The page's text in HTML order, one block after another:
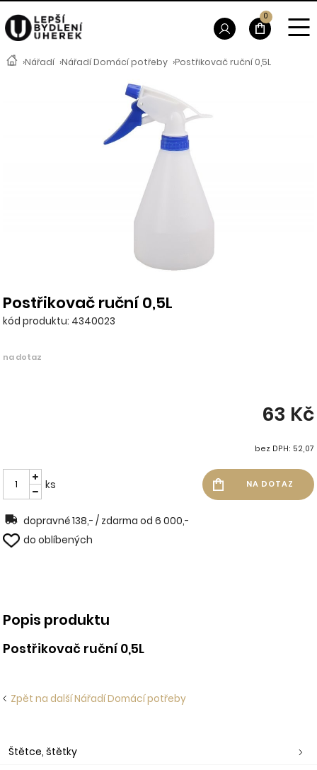
›Nářadí ›Nářadí Domácí potřeby ›Postřikovač ruční 0,5L
Postřikovač ruční 0,5L
kód produktu: 4340023
na dotaz
63 Kč
bez DPH: 52,07
ks
dopravné 138,- / zdarma od 6 000,-
do oblíbených
Popis produktu
Postřikovač ruční 0,5L
Zpět na další Nářadí Domácí potřeby
Štětce, štětky
0